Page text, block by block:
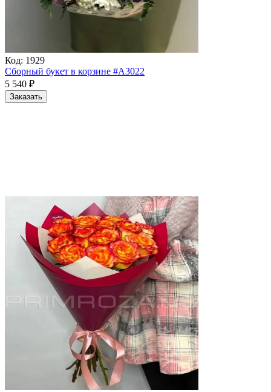
Код: 1929
Сборный букет в корзине #A3022
5 540 ₽
Заказать